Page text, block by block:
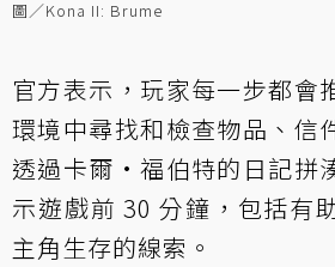
圖／Kona II: Brume
官方表示，玩家每一步都會
環境中尋找和檢查物品、信
透過卡爾·福伯特的日記拼
示遊戲前 30 分鐘，包括有
主角生存的線索。